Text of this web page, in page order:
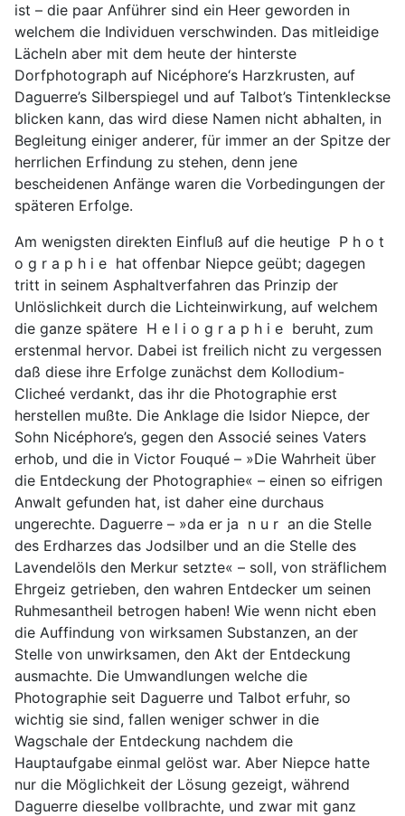
ist – die paar Anführer sind ein Heer geworden in
welchem die Individuen verschwinden. Das mitleidige
Lächeln aber mit dem heute der hinterste
Dorfphotograph auf Nicéphore‘s Harzkrusten, auf
Daguerre’s Silberspiegel und auf Talbot’s Tintenkleckse
blicken kann, das wird diese Namen nicht abhalten, in
Begleitung einiger anderer, für immer an der Spitze der
herrlichen Erfindung zu stehen, denn jene
bescheidenen Anfänge waren die Vorbedingungen der
späteren Erfolge.
Am wenigsten direkten Einfluß auf die heutige P h o t
o g r a p h i e hat offenbar Niepce geübt; dagegen
tritt in seinem Asphaltverfahren das Prinzip der
Unlöslichkeit durch die Lichteinwirkung, auf welchem
die ganze spätere H e l i o g r a p h i e beruht, zum
erstenmal hervor. Dabei ist freilich nicht zu vergessen
daß diese ihre Erfolge zunächst dem Kollodium-
Clicheé verdankt, das ihr die Photographie erst
herstellen mußte. Die Anklage die Isidor Niepce, der
Sohn Nicéphore’s, gegen den Associé seines Vaters
erhob, und die in Victor Fouqué – »Die Wahrheit über
die Entdeckung der Photographie« – einen so eifrigen
Anwalt gefunden hat, ist daher eine durchaus
ungerechte. Daguerre – »da er ja n u r an die Stelle
des Erdharzes das Jodsilber und an die Stelle des
Lavendelöls den Merkur setzte« – soll, von sträflichem
Ehrgeiz getrieben, den wahren Entdecker um seinen
Ruhmesantheil betrogen haben! Wie wenn nicht eben
die Auffindung von wirksamen Substanzen, an der
Stelle von unwirksamen, den Akt der Entdeckung
ausmachte. Die Umwandlungen welche die
Photographie seit Daguerre und Talbot erfuhr, so
wichtig sie sind, fallen weniger schwer in die
Wagschale der Entdeckung nachdem die
Hauptaufgabe einmal gelöst war. Aber Niepce hatte
nur die Möglichkeit der Lösung gezeigt, während
Daguerre dieselbe vollbrachte, und zwar mit ganz